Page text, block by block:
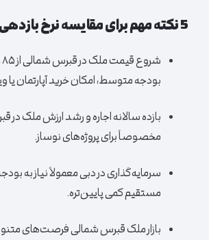
5 نکته مهم برای مقایسه نرخ بازدهی
بودجه متوسط، امکان خرید آپارتمان یا
بازده سالانه اجاره و رشد ارزش ملک در
مخصوصاً برای پروژه‌های نوساز.
سرمایه‌گذاری در دبی معمولاً نیاز به
مستقیم کمی پایین‌تره.
بازار ملک قبرس شمالی فرصت‌های